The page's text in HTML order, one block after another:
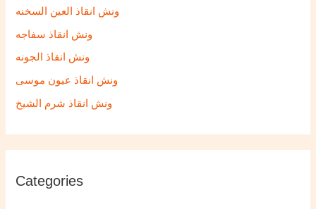
ونش انقاذ العين السخنه
ونش انقاذ سفاجه
ونش انقاذ الجونه
ونش انقاذ عيون موسى
ونش انقاذ شرم الشيخ
Categories